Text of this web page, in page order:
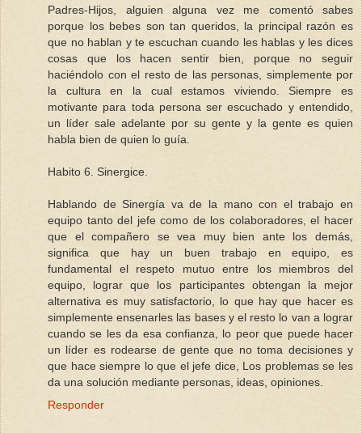
Padres-Hijos, alguien alguna vez me comentó sabes
porque los bebes son tan queridos, la principal razón es
que no hablan y te escuchan cuando les hablas y les dices
cosas que los hacen sentir bien, porque no seguir
haciéndolo con el resto de las personas, simplemente por
la cultura en la cual estamos viviendo. Siempre es
motivante para toda persona ser escuchado y entendido,
un líder sale adelante por su gente y la gente es quien
habla bien de quien lo guía.
Habito 6. Sinergice.
Hablando de Sinergía va de la mano con el trabajo en
equipo tanto del jefe como de los colaboradores, el hacer
que el compañero se vea muy bien ante los demás,
significa que hay un buen trabajo en equipo, es
fundamental el respeto mutuo entre los miembros del
equipo, lograr que los participantes obtengan la mejor
alternativa es muy satisfactorio, lo que hay que hacer es
simplemente ensenarles las bases y el resto lo van a lograr
cuando se les da esa confianza, lo peor que puede hacer
un líder es rodearse de gente que no toma decisiones y
que hace siempre lo que el jefe dice, Los problemas se les
da una solución mediante personas, ideas, opiniones.
Responder